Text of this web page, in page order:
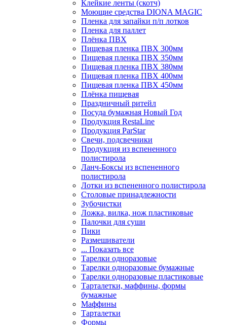
Клейкие ленты (скотч)
Моющие средства DIONA MAGIC
Пленка для запайки п/п лотков
Пленка для паллет
Плёнка ПВХ
Пищевая пленка ПВХ 300мм
Пищевая пленка ПВХ 350мм
Пищевая пленка ПВХ 380мм
Пищевая пленка ПВХ 400мм
Пищевая пленка ПВХ 450мм
Плёнка пищевая
Праздничный ритейл
Посуда бумажная Новый Год
Продукция RestaLine
Продукция РarStar
Свечи, подсвечники
Продукция из вспененного
полистирола
Ланч-Боксы из вспененного
полистирола
Лотки из вспененного полистирола
Столовые принадлежности
Зубочистки
Ложка, вилка, нож пластиковые
Палочки для суши
Пики
Размешиватели
... Показать все
Тарелки одноразовые
Тарелки одноразовые бумажные
Тарелки одноразовые пластиковые
Тарталетки, маффины, формы
бумажные
Маффины
Тарталетки
Формы